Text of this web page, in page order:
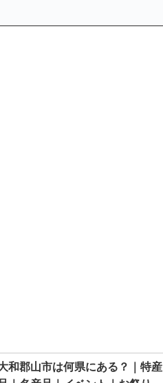
和郡山市は何県にある？｜特産